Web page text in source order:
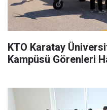
KTO Karatay
Kampüsü Görenleri